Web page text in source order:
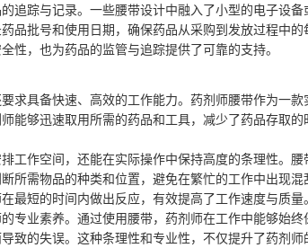
追踪与记录。一些腰带设计中融入了小型的电子设备
品批号和使用日期，确保药品从采购到发放过程中的
性，也为药品的监管与追踪提供了可靠的支持。
求具备快速、高效的工作能力。药剂师腰带作为一款
能够迅速取用所需的药品和工具，减少了药品存取的
工作空间，还能在实际操作中保持高度的条理性。腰
所需物品的种类和位置，避免在繁忙的工作中出现混
最短的时间内做出反应，有效提高了工作速度与质量。
专业素养。通过使用腰带，药剂师在工作中能够始终
致的失误。这种条理性和专业性，不仅提升了药剂师